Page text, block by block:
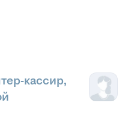
кассир,